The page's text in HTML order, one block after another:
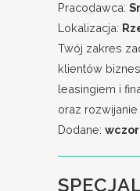
Pracodawca:
Lokalizacja:
Twój zakres
klientów
leasingiem i
oraz rozwijanie
Dodane: